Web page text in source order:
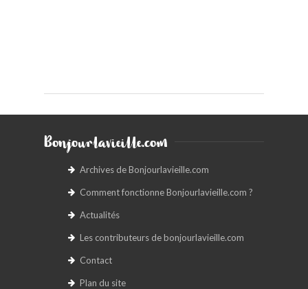
Bonjourlavieille.com
Archives de Bonjourlavieille.com
Comment fonctionne Bonjourlavieille.com ?
Actualités
Les contributeurs de bonjourlavieille.com
Contact
Plan du site